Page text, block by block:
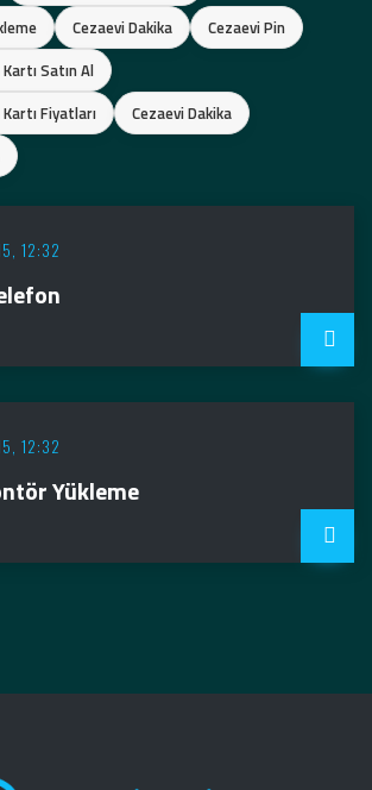
Cezaevi Dakika
Cezaevi Pin
Satın Al
Fiyatları
Cezaevi Dakika
12:32
12:32
Yükleme